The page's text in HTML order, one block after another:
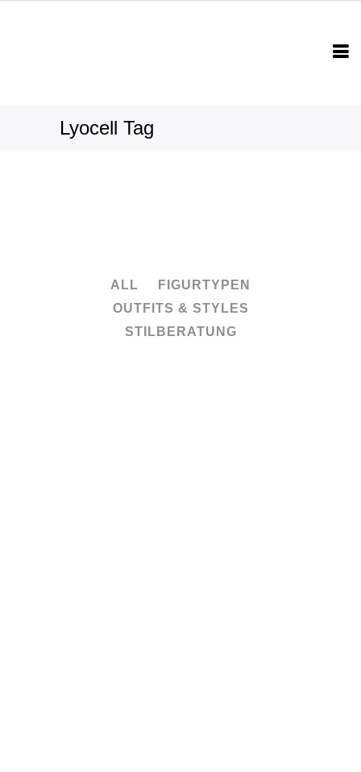
Lyocell Tag
ALL
FIGURTYPEN
OUTFITS & STYLES
STILBERATUNG